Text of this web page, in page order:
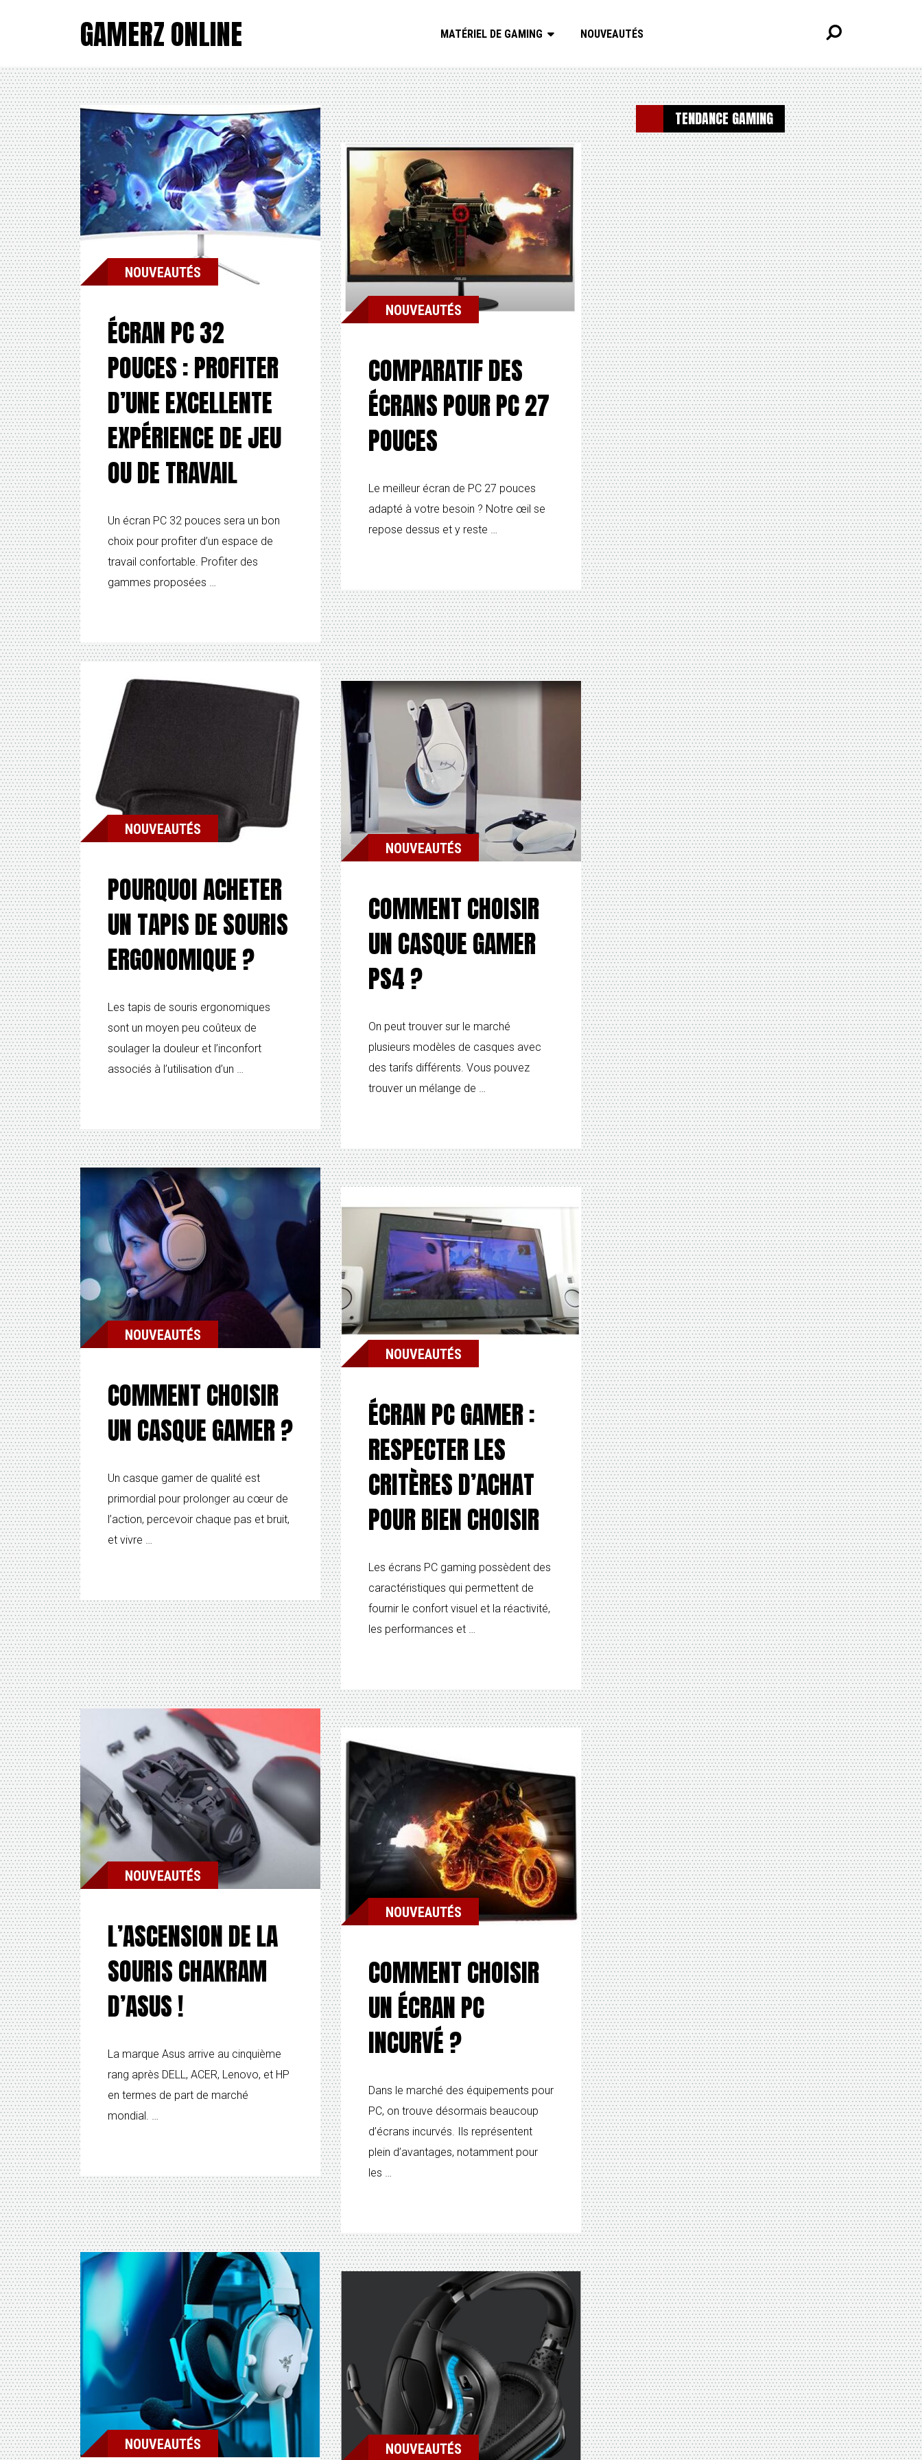
GAMERZ ONLINE MATÉRIEL DE GAMING NOUVEAUTÉS
NOUVEAUTÉS
ÉCRAN PC 32
POUCES : PROFITER
D’UNE EXCELLENTE
EXPÉRIENCE DE JEU
OU DE TRAVAIL
Un écran PC 32 pouces sera un bon
choix pour profiter d’un espace de
travail confortable. Profiter des
gammes proposées …
NOUVEAUTÉS
COMPARATIF DES
ÉCRANS POUR PC 27
POUCES
Le meilleur écran de PC 27 pouces
adapté à votre besoin ? Notre œil se
repose dessus et y reste …
NOUVEAUTÉS
POURQUOI ACHETER
UN TAPIS DE SOURIS
ERGONOMIQUE ?
Les tapis de souris ergonomiques
sont un moyen peu coûteux de
soulager la douleur et l’inconfort
associés à l’utilisation d’un …
NOUVEAUTÉS
COMMENT CHOISIR
UN CASQUE GAMER
PS4 ?
On peut trouver sur le marché
plusieurs modèles de casques avec
des tarifs différents. Vous pouvez
trouver un mélange de …
NOUVEAUTÉS
COMMENT CHOISIR
UN CASQUE GAMER ?
Un casque gamer de qualité est
primordial pour prolonger au cœur de
l’action, percevoir chaque pas et bruit,
et vivre …
NOUVEAUTÉS
ÉCRAN PC GAMER :
RESPECTER LES
CRITÈRES D’ACHAT
POUR BIEN CHOISIR
Les écrans PC gaming possèdent des
caractéristiques qui permettent de
fournir le confort visuel et la réactivité,
les performances et …
NOUVEAUTÉS
L’ASCENSION DE LA
SOURIS CHAKRAM
D’ASUS !
La marque Asus arrive au cinquième
rang après DELL, ACER, Lenovo, et HP
en termes de part de marché
mondial. …
NOUVEAUTÉS
COMMENT CHOISIR
UN ÉCRAN PC
INCURVÉ ?
Dans le marché des équipements pour
PC, on trouve désormais beaucoup
d’écrans incurvés. Ils représentent
plein d’avantages, notamment pour
les …
NOUVEAUTÉS NOUVEAUTÉS
TENDANCE GAMING